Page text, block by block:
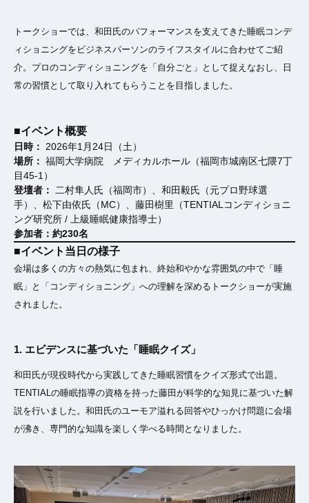
トークショーでは、和田氏のパフォーマンスを支えてきた睡眠コンデ
ィショニングをビジネスパーソンのライフスタイルに合わせてご紹
介。プロのコンディショニングを「自分ごと」として捉えなおし、日
常の習慣として取り入れてもらうことを目指しました。
■イベント概要
日時：
2026年1月24日（土）
場所： 福岡大学病院 メディカルホール（福岡市城南区七隈7丁
目45-1）
登壇者：
二村隼人氏（福岡市）、和田毅氏（元プロ野球選
手）、松下由依氏（MC）、藤田樹里（TENTIALコンディショニ
ング研究所 / 上級睡眠健康指導士）
参加者：約230名
■イベント当日の様子
会場は多くの方々の熱気に包まれ、終始和やかな雰囲気の中で「睡
眠」と「コンディショニング」への理解を深めるトークショーが実施
されました。
1. エビデンスに基づいた「睡眠クイズ」
和田氏が現役時代から実践してきた睡眠習慣をクイズ形式で出題。
TENTIALの睡眠指導の資格を持った藤田が科学的な知見に基づいた解
説を行いました。和田氏のユーモア溢れる回答やひっかけ問題に会場
が沸き、専門的な知識を楽しく学べる時間となりました。